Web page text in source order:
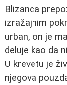
Blizanca
izražajnim
urban, on je
deluje kao da
U krevetu je
njegova